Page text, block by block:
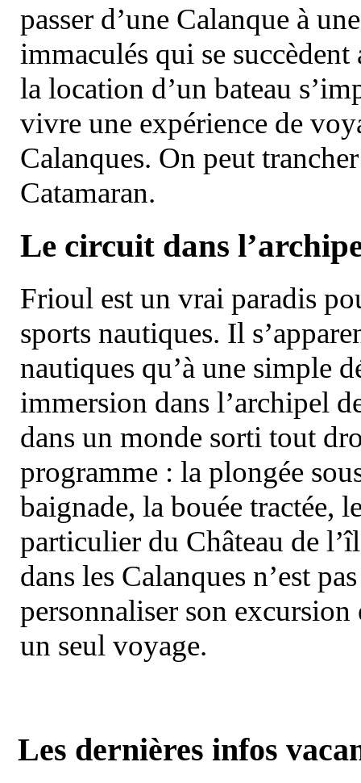
passer d’une Calanque à
immaculés qui se
la location d’un bateau
vivre une expérience de
Calanques. On peut
Catamaran.
Le circuit dans
Frioul est un vrai paradis
sports nautiques. Il
nautiques qu’à une simple
immersion dans l’archipel
dans un monde sorti tout
programme : la plongée
baignade, la bouée tractée,
particulier du Château de
dans les Calanques n’est
personnaliser son
un seul voyage.
Les dernières infos